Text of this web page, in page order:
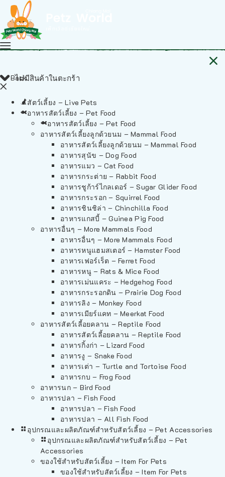
ไม่มีสินค้าในตะกร้า
Back
สัตว์เลี้ยง – Live Pets
อาหารสัตว์เลี้ยง – Pet Food
อาหารสัตว์เลี้ยง – Pet Food
อาหารสัตว์เลี้ยงลูกด้วยนม – Mammal Food
อาหารสัตว์เลี้ยงลูกด้วยนม – Mammal Food
อาหารสุนัข – Dog Food
อาหารแมว – Cat Food
อาหารกระต่าย – Rabbit Food
อาหารชูก้าร์ไกลเดอร์ – Sugar Glider Food
อาหารกระรอก – Squirrel Food
อาหารชินชิล่า – Chinchilla Food
อาหารแกสบี้ – Guinea Pig Food
อาหารอื่นๆ – More Mammals Food
อาหารอื่นๆ – More Mammals Food
อาหารหนูแฮมสเตอร์ – Hamster Food
อาหารเฟอร์เร็ต – Ferret Food
อาหารหนู – Rats & Mice Food
อาหารเม่นแคระ – Hedgehog Food
อาหารกระรอกดิน – Prairie Dog Food
อาหารลิง – Monkey Food
อาหารเมียร์แคท – Meerkat Food
อาหารสัตว์เลี้อยคลาน – Reptile Food
อาหารสัตว์เลี้อยคลาน – Reptile Food
อาหารกิ้งก่า – Lizard Food
อาหารงู – Snake Food
อาหารเต่า – Turtle and Tortoise Food
อาหารกบ – Frog Food
อาหารนก – Bird Food
อาหารปลา – Fish Food
อาหารปลา – Fish Food
อาหารปลา – All Fish Food
อุปกรณและผลิตภัณฑ์สำหรับสัตว์เลี้ยง – Pet Accessories
อุปกรณและผลิตภัณฑ์สำหรับสัตว์เลี้ยง – Pet
Accessories
ของใช้สำหรับสัตว์เลี้ยง – Item For Pets
ของใช้สำหรับสัตว์เลี้ยง – Item For Pets